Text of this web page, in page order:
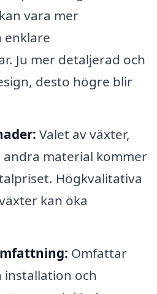
vara mer
enklare
Ju mer detaljerad och
desto högre blir
Valet av växter,
andra material kommer
Högkvalitativa
kan öka
Omfattar
installation och